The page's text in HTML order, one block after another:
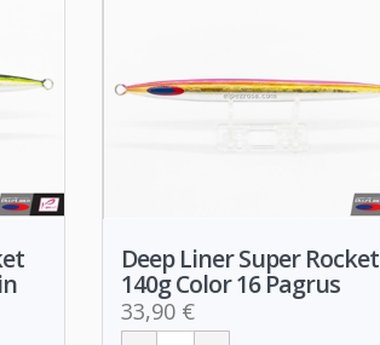
Deep Liner Super Rocket
140g Color 16 Pagrus
33,90 €